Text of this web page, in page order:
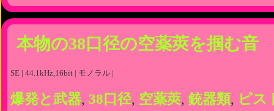
本物の38口径の空薬莢を掴む音
SE | 44.1kHz,16bit | モノラル |
爆発と武器, 38口径, 空薬莢, 銃器類, ピス